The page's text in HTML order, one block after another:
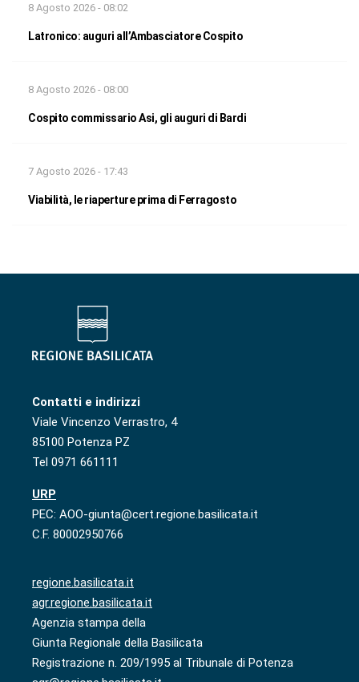
8 Agosto 2026 - 08:02
Latronico: auguri all’Ambasciatore Cospito
8 Agosto 2026 - 08:00
Cospito commissario Asi, gli auguri di Bardi
7 Agosto 2026 - 17:43
Viabilità, le riaperture prima di Ferragosto
Contatti e indirizzi
Viale Vincenzo Verrastro, 4
85100 Potenza PZ
Tel 0971 661111
URP
PEC: AOO-giunta@cert.regione.basilicata.it
C.F. 80002950766
regione.basilicata.it
agr.regione.basilicata.it
Agenzia stampa della
Giunta Regionale della Basilicata
Registrazione n. 209/1995 al Tribunale di Potenza